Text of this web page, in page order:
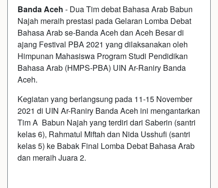
Banda Aceh - Dua Tim debat Bahasa Arab Babun
Najah meraih prestasi pada Gelaran Lomba Debat
Bahasa Arab se-Banda Aceh dan Aceh Besar di
ajang Festival PBA 2021 yang dilaksanakan oleh
Himpunan Mahasiswa Program Studi Pendidikan
Bahasa Arab (HMPS-PBA) UIN Ar-Raniry Banda
Aceh.
Kegiatan yang berlangsung pada 11-15 November
2021 di UIN Ar-Raniry Banda Aceh ini mengantarkan
Tim A Babun Najah yang terdiri dari Saberin (santri
kelas 6), Rahmatul Miftah dan Nida Usshufi (santri
kelas 5) ke Babak Final Lomba Debat Bahasa Arab
dan meraih Juara 2.